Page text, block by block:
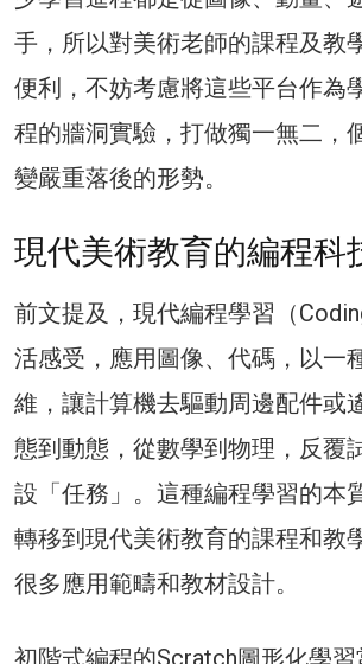
手，所以對美術老師的課程及教
便利，不妨考慮將這些平台作為
程的牆洞實驗，打做獨一無二，
變嚴重落後的形勢。
現代美術教育的編程科
前文提及，現代編程學習（
活感受，應用圖像、代碼，以一
維，讓計算機去驅動周邊配件或
態到動態，從數學到物理，反覆
設「任務」。這種編程學習的本
轉移到現代美術教育的課程和教
很多應用範疇和教材設計。
初階式編程的Scratch圖形化學